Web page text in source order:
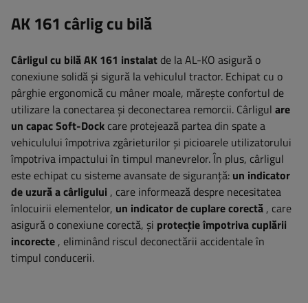
AK 161 cârlig cu bilă
Cârligul cu bilă AK 161 instalat de la AL-KO asigură o
conexiune solidă și sigură la vehiculul tractor. Echipat cu o
pârghie ergonomică cu mâner moale, mărește confortul de
utilizare la conectarea și deconectarea remorcii. Cârligul are
un capac Soft-Dock care protejează partea din spate a
vehiculului împotriva zgârieturilor și picioarele utilizatorului
împotriva impactului în timpul manevrelor. În plus, cârligul
este echipat cu sisteme avansate de siguranță: un indicator
de uzură a cârligului , care informează despre necesitatea
înlocuirii elementelor, un indicator de cuplare corectă , care
asigură o conexiune corectă, și protecție împotriva cuplării
incorecte , eliminând riscul deconectării accidentale în
timpul conducerii.